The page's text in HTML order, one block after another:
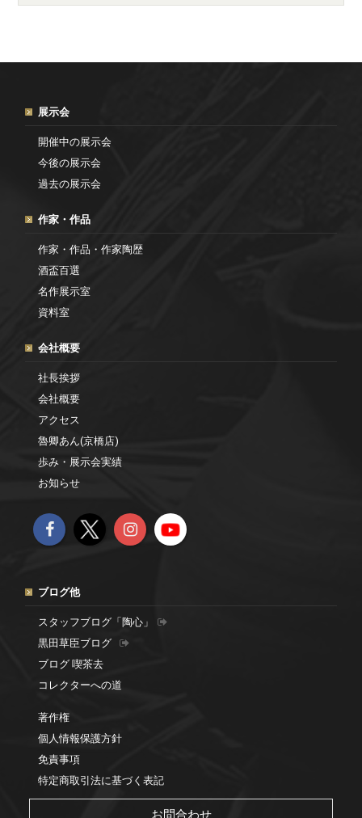
展示会
開催中の展示会
今後の展示会
過去の展示会
作家・作品
作家・作品・作家陶歴
酒盃百選
名作展示室
資料室
会社概要
社長挨拶
会社概要
アクセス
魯卿あん(京橋店)
歩み・展示会実績
お知らせ
ブログ他
スタッフブログ「陶心」
黒田草臣ブログ
ブログ 喫茶去
コレクターへの道
著作権
個人情報保護方針
免責事項
特定商取引法に基づく表記
お問合わせ